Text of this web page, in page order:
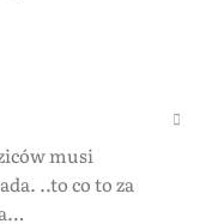
musi
..to co to za